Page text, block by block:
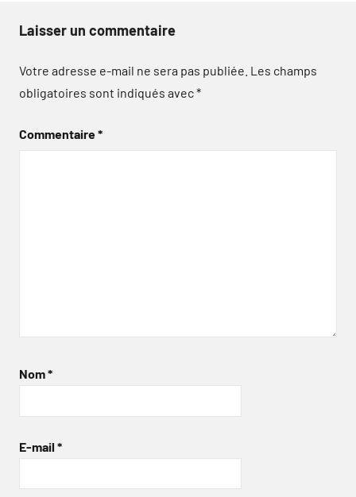
Laisser un commentaire
Votre adresse e-mail ne sera pas publiée. Les champs
obligatoires sont indiqués avec*
Commentaire*
Nom*
E-mail *